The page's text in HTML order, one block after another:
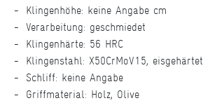
Klingenhöhe: keine Angabe cm
Verarbeitung: geschmiedet
Klingenhärte: 56 HRC
Klingenstahl: X50CrMoV15, eisgehärtet
Schliff: keine Angabe
Griffmaterial: Holz, Olive